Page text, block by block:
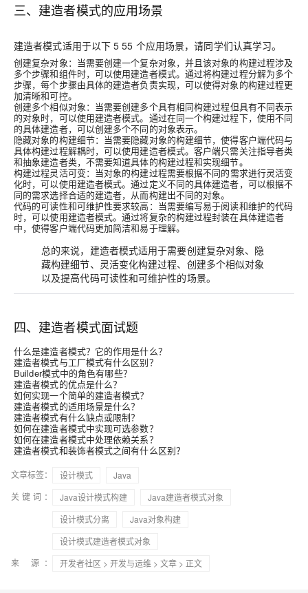
三、建造者模式的应用场景
建造者模式适用于以下5 55 个应用场景，请同学们认真学习。
创建复杂对象：当需要创建一个复杂对象，并且该对象的构建过程涉及
多个步骤和组件时，可以使用建造者模式。通过将构建过程分解为多个
步骤，每个步骤由具体的建造者负责实现，可以使得对象的构建过程更
加清晰和可控。
创建多个相似对象：当需要创建多个具有相同构建过程但具有不同表示
的对象时，可以使用建造者模式。通过在同一个构建过程下，使用不同
的具体建造者，可以创建多个不同的对象表示。
隐藏对象的构建细节：当需要隐藏对象的构建细节，使得客户端代码与
具体构建过程解耦时，可以使用建造者模式。客户端只需关注指导者类
和抽象建造者类，不需要知道具体的构建过程和实现细节。
构建过程灵活可变：当对象的构建过程需要根据不同的需求进行灵活变
化时，可以使用建造者模式。通过定义不同的具体建造者，可以根据不
同的需求选择合适的建造者，从而构建出不同的对象。
代码的可读性和可维护性要求较高：当需要编写易于阅读和维护的代码
时，可以使用建造者模式。通过将复杂的构建过程封装在具体建造者
中，使得客户端代码更加简洁和易于理解。
总的来说，建造者模式适用于需要创建复杂对象、隐
藏构建细节、灵活变化构建过程、创建多个相似对象
以及提高代码可读性和可维护性的场景。
四、建造者模式面试题
什么是建造者模式？它的作用是什么？
建造者模式与工厂模式有什么区别？
Builder模式中的角色有哪些？
建造者模式的优点是什么？
如何实现一个简单的建造者模式？
建造者模式的适用场景是什么？
建造者模式有什么缺点或限制？
如何在建造者模式中实现可选参数？
如何在建造者模式中处理依赖关系？
建造者模式和装饰者模式之间有什么区别？
文章标签： 设计模式
Java
关键词：
Java设计模式构建
Java建造者模式对象
设计模式分离
Java对象构建
设计模式建造者模式对象
来 源：
开发者社区 > 开发与运维 > 文章 > 正文